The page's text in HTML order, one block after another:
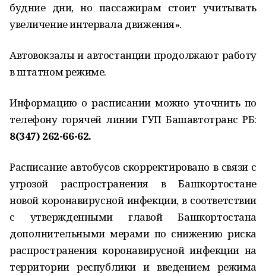
будние дни, но пассажирам стоит учитывать
увеличение интервала движения».
Автовокзалы и автостанции продолжают работу
в штатном режиме.
Информацию о расписании можно уточнить по
телефону горячей линии ГУП Башавтотранс РБ:
8(347) 262-66-62.
Расписание автобусов скорректировано в связи с
угрозой распространения в Башкортостане
новой коронавирусной инфекции, в соответствии
с утвержденными главой Башкортостана
дополнительными мерами по снижению риска
распространения коронавирусной инфекции на
территории республики и введением режима